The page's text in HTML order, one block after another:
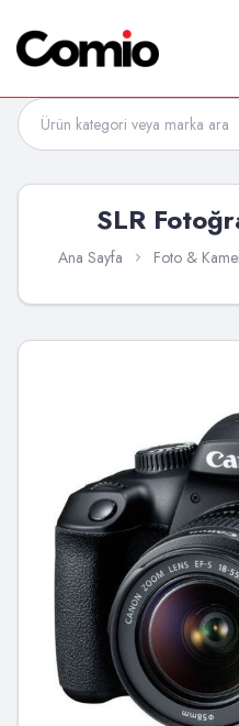
SLR
Ana Sayfa Foto &